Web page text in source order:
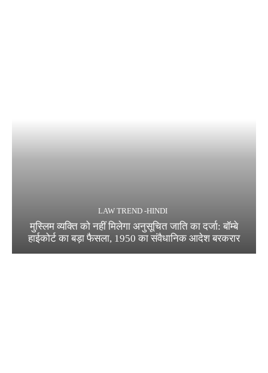
LAW TREND -HINDI
मुस्लिम व्यक्ति को नहीं मिलेगा अनुसूचित जाति का दर्जा: बॉम्बे
हाईकोर्ट का बड़ा फैसला, 1950 का संवैधानिक आदेश बरकरार